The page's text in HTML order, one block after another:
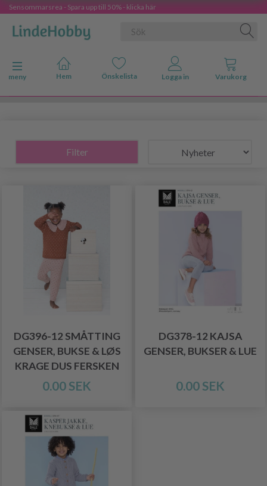
Sensommarsrea - Spara upp till 50% - klicka här
Ändra navigering
meny
Filter
DG396-12 SMÅTTING
GENSER, BUKSE & LØS
KRAGE DUS FERSKEN
0.00 SEK
DG378-12 KAJSA
GENSER, BUKSER & LUE
0.00 SEK